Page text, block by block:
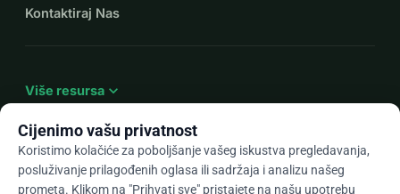
Kontaktiraj Nas
Više resursa expand_more
Hr arrow_drop_down
Cijenimo vašu privatnost
Koristimo kolačiće za poboljšanje vašeg iskustva pregledavanja,
posluživanje prilagođenih oglasa ili sadržaja i analizu našeg
prometa. Klikom na "Prihvati sve" pristajete na našu upotrebu